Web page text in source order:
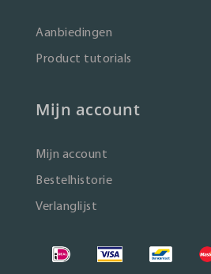
Aanbiedingen
Product tutorials
Mijn account
Mijn account
Bestelhistorie
Verlanglijst